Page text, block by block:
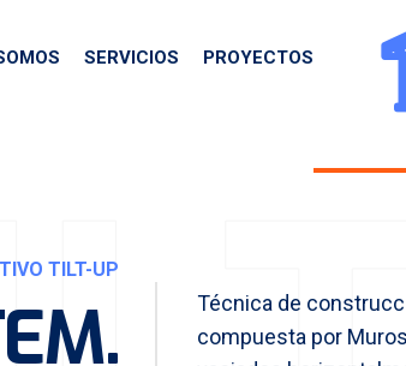
SERVICIOS PROYECTOS
TILT-UP
.
Técnica de
compuesta por